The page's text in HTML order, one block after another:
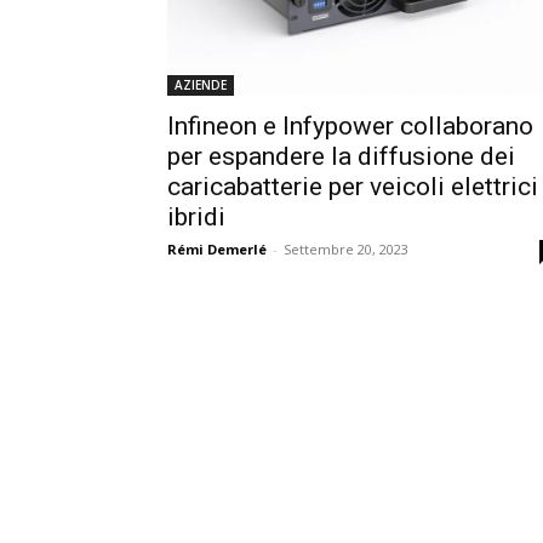
AZIENDE
Infineon e Infypower collaborano
per espandere la diffusione dei
caricabatterie per veicoli elettrici
ibridi
Rémi Demerlé - Settembre 20, 2023